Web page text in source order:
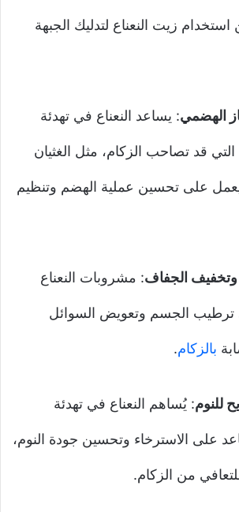
استخدام زيت النعناع لتدليك الجبهة
الهضمي: يساعد النعناع في تهدئة
قد تصاحب الزكام، مثل الغثيان
يعمل على تحسين عملية الهضم وتنظيم
الجفاف: مشروبات النعناع
ترطيب الجسم وتعويض السوائل
بالزكام.
للنوم: يُساهم النعناع في تهدئة
على الاسترخاء وتحسين جودة النوم،
من الزكام.